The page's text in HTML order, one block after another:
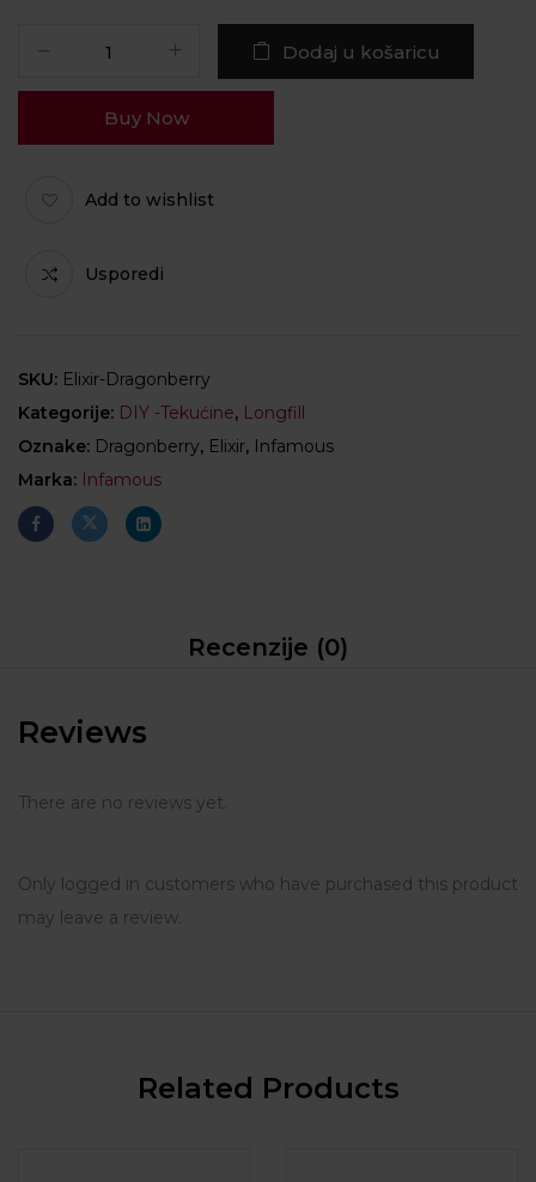
Dodaj u košaricu
Buy Now
Add to wishlist
Usporedi
SKU: Elixir-Dragonberry
Kategorije: DIY -Tekućine, Longfill
Oznake: Dragonberry, Elixir, Infamous
Marka: Infamous
Recenzije (0)
Reviews
There are no reviews yet.
Only logged in customers who have purchased this product
may leave a review.
Related Products